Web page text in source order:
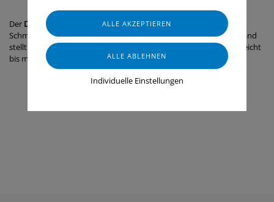
Der DampDry 31
nimmt bei trockener Verwendung Staub und
Schmutz mithilfe von statischer Elektrizität auf. Im feuchten Zustand
stellt er dank der Kapillarwirkung eine gründliche Reinigung von leicht
bis mittel verschmutzten Bereichen sicher.
Individuelle Einstellungen